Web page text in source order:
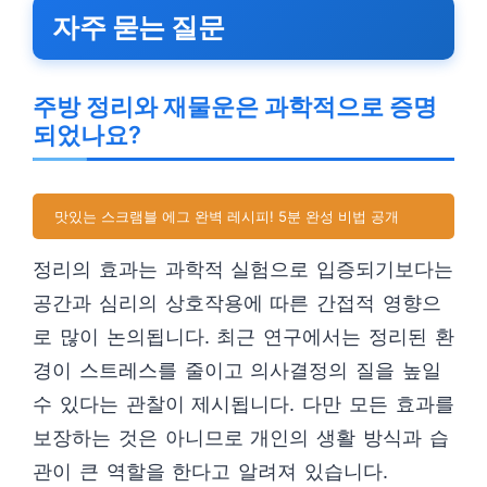
자주 묻는 질문
주방 정리와 재물운은 과학적으로 증명
되었나요?
맛있는 스크램블 에그 완벽 레시피! 5분 완성 비법 공개
정리의 효과는 과학적 실험으로 입증되기보다는
공간과 심리의 상호작용에 따른 간접적 영향으
로 많이 논의됩니다. 최근 연구에서는 정리된 환
경이 스트레스를 줄이고 의사결정의 질을 높일
수 있다는 관찰이 제시됩니다. 다만 모든 효과를
보장하는 것은 아니므로 개인의 생활 방식과 습
관이 큰 역할을 한다고 알려져 있습니다.